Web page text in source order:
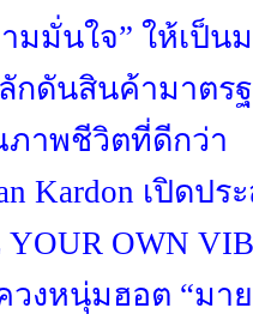
มมั่นใจ” ให้เป็น
กดันสินค้ามาตร
าพชีวิตที่ดีกว่า
Kardon เปิด
OWN
วงหนุ่มฮอต “ม